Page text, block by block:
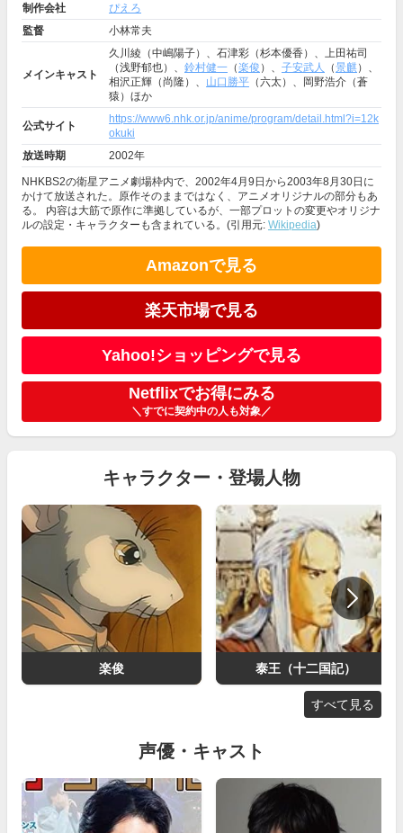
制作会社
ぴえろ
監督
小林常夫
メインキャスト
久川綾（中嶋陽子）、石津彩（杉本優香）、上田祐司
（浅野郁也）、 鈴村健一 （楽俊 ）、 子安武人 （景麒）、
相沢正輝（尚隆）、 山口勝平 （六太）、岡野浩介（蒼
猿）ほか
公式サイト
https://www6.nhk.or.jp/anime/program/detail.html?i=12k
okuki
放送時期
2002年
NHKBS2の衛星アニメ劇場枠内で、2002年4月9日から2003年8月30日に
かけて放送された。原作そのままではなく、アニメオリジナルの部分もあ
る。 内容は大筋で原作に準拠しているが、一部プロットの変更やオリジナ
ルの設定・キャラクターも含まれている。(引用元: Wikipedia)
Amazonで見る
楽天市場で見る
Yahoo!ショッピングで見る
Netflixでお得にみる
＼すでに契約中の人も対象／
キャラクター・登場人物
楽俊 泰王（十二国記）
すべて見る
声優・キャスト